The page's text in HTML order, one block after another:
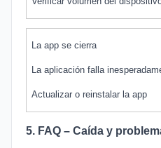
La app se cierra
La aplicación falla
Actualizar o reinstalar la app
5. FAQ – Caída y